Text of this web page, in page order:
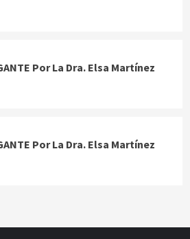
Por La Dra. Elsa Martínez
Por La Dra. Elsa Martínez